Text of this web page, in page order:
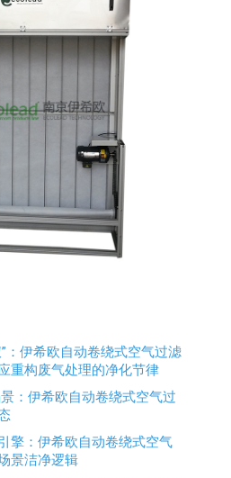
：伊希欧自动卷绕式空气过滤
重构废气处理的净化节律
：伊希欧自动卷绕式空气过
擎：伊希欧自动卷绕式空气
景洁净逻辑